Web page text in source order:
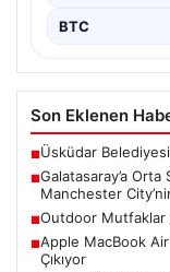
BTC
Son Eklenen
■Üsküdar
■Galatasaray’a
Manchester
■Outdoor Mutfaklar
■Apple MacBook
Çıkıyor